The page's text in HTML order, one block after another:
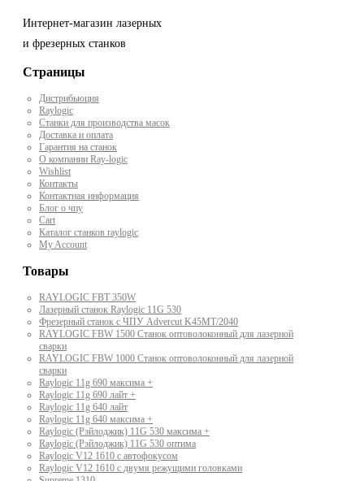
Интернет-магазин лазерных
и фрезерных станков
Страницы
Дистрибьюция
Raylogic
Станки для производства масок
Доставка и оплата
Гарантия на станок
О компании Ray-logic
Wishlist
Контакты
Контактная информация
Блог о чпу
Cart
Каталог станков raylogic
My Account
Товары
RAYLOGIC FBT 350W
Лазерный станок Raylogic 11G 530
Фрезерный станок с ЧПУ Advercut K45MT/2040
RAYLOGIC FBW 1500 Станок оптоволоконный для лазерной
сварки
RAYLOGIC FBW 1000 Станок оптоволоконный для лазерной
сварки
Raylogic 11g 690 максима +
Raylogic 11g 690 лайт +
Raylogic 11g 640 лайт
Raylogic 11g 640 максима +
Raylogic (Рэйлоджик) 11G 530 максима +
Raylogic (Рэйлоджик) 11G 530 оптима
Raylogic V12 1610 с автофокусом
Raylogic V12 1610 с двумя режущими головками